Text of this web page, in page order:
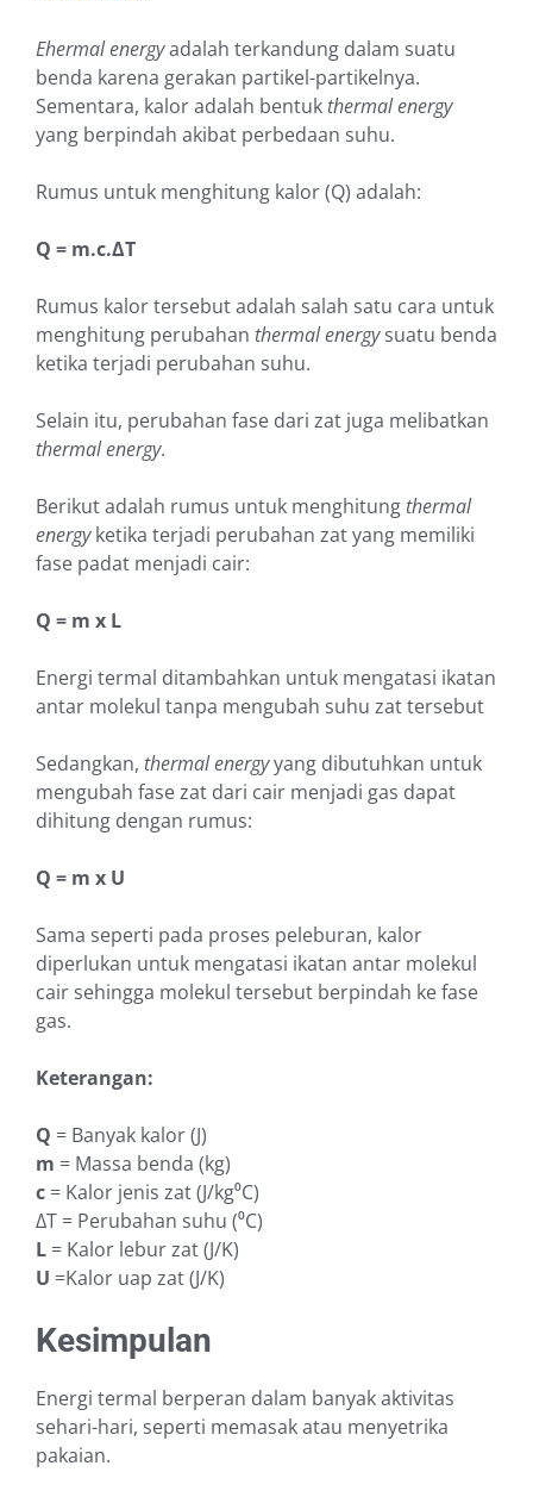
Ehermal energyadalah terkandung dalam suatu
benda karena gerakan partikel-partikelnya.
Sementara, kalor adalah bentuk thermal energy
yang berpindah akibat perbedaan suhu.
Rumus untuk menghitung kalor (Q) adalah:
Q = m.c.ΔT
Rumus kalor tersebut adalah salah satu cara untuk
menghitung perubahan thermal energysuatu benda
ketika terjadi perubahan suhu.
Selain itu, perubahan fase dari zat juga melibatkan
thermal energy.
Berikut adalah rumus untuk menghitung thermal
energyketika terjadi perubahan zat yang memiliki
fase padat menjadi cair:
Q = m x L
Energi termal ditambahkan untuk mengatasi ikatan
antar molekul tanpa mengubah suhu zat tersebut
Sedangkan, thermal energyyang dibutuhkan untuk
mengubah fase zat dari cair menjadi gas dapat
dihitung dengan rumus:
Q = m x U
Sama seperti pada proses peleburan, kalor
diperlukan untuk mengatasi ikatan antar molekul
cair sehingga molekul tersebut berpindah ke fase
gas.
Keterangan:
Q = Banyak kalor (J)
m = Massa benda (kg)
c = Kalor jenis zat (J/kg⁰C)
ΔT = Perubahan suhu (⁰C)
L = Kalor lebur zat (J/K)
U =Kalor uap zat (J/K)
Kesimpulan
Energi termal berperan dalam banyak aktivitas
sehari-hari, seperti memasak atau menyetrika
pakaian.